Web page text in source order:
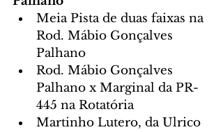
Meia Pista de duas faixas na
Rod. Mábio Gonçalves
Palhano
Rod. Mábio Gonçalves
Palhano x Marginal da PR-
445 na Rotatória
Martinho Lutero, da Ulrico